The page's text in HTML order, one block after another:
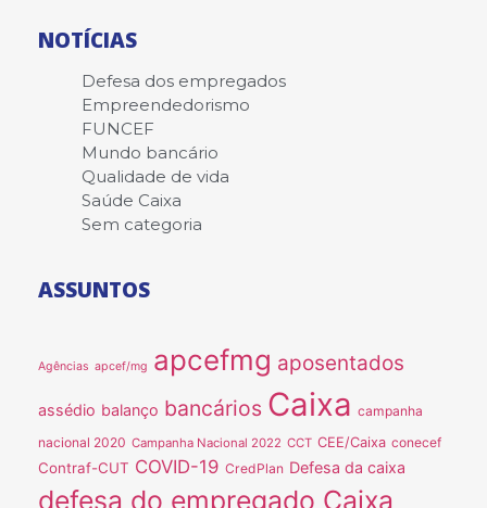
NOTÍCIAS
Defesa dos empregados
Empreendedorismo
FUNCEF
Mundo bancário
Qualidade de vida
Saúde Caixa
Sem categoria
ASSUNTOS
Agências apcef/mg apcefmg aposentados
assédio balanço bancários Caixa campanha
nacional 2020 Campanha Nacional 2022 CCT CEE/Caixa conecef
Contraf-CUT COVID-19 CredPlan Defesa da caixa
defesa do empregado Caixa